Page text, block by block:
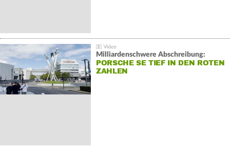
Milliardenschwere Abschreibung:
PORSCHE SE TIEF IN DEN ROTEN
ZAHLEN